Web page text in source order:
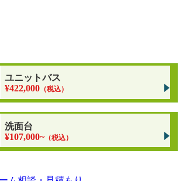
ユニットバス
¥422,000 （税込）
洗面台
¥107,000~（税込）